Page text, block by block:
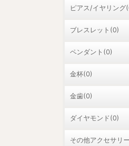
ピアス/イヤリング
ブレスレット(0)
ペンダント(0)
金杯(0)
金歯(0)
ダイヤモンド(0)
その他アクセサリ